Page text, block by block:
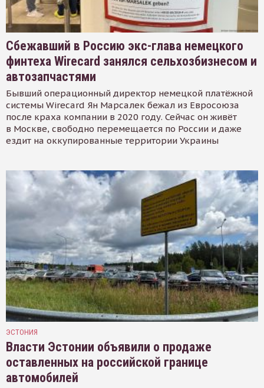
Сбежавший в Россию экс-глава немецкого
финтеха Wirecard занялся сельхозбизнесом и
автозапчастями
Бывший операционный директор немецкой платёжной
системы Wirecard Ян Марсалек бежал из Евросоюза
после краха компании в 2020 году. Сейчас он живёт
в Москве, свободно перемещается по России и даже
ездит на оккупированные территории Украины
ЭСТОНИЯ
Власти Эстонии объявили о продаже
оставленных на российской границе
автомобилей